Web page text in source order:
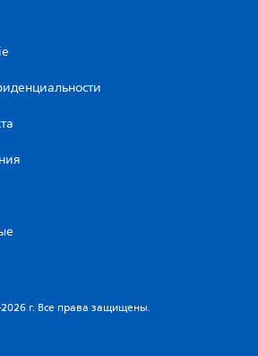
г. Все права защищены.